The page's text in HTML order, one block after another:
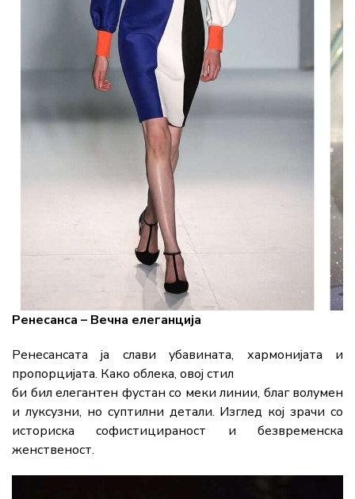
Ренесанса – Вечна елеганција
Ренесансата ја слави убавината, хармонијата и
пропорцијата. Како облека, овој стил
би бил елегантен фустан со меки линии, благ волумен
и луксузни, но суптилни детали. Изглед кој зрачи со
историска софистицираност и безвременска
женственост.